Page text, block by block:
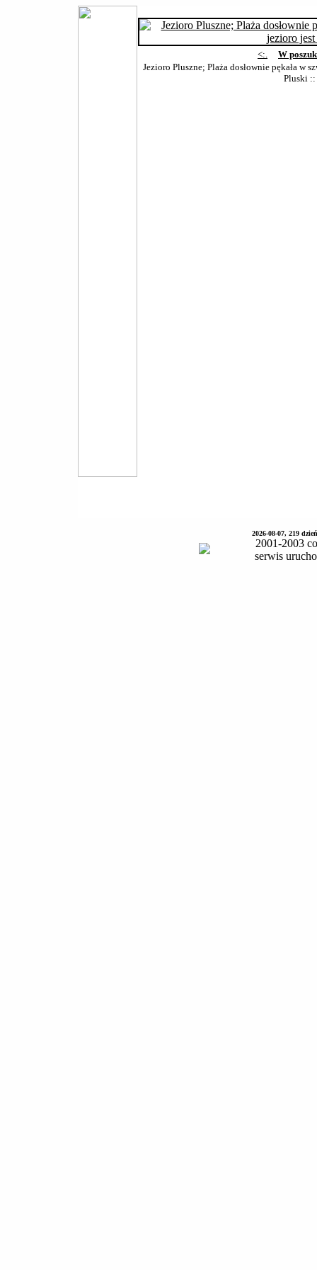
<:.
W
Jezioro Pluszne; Plaża dosłownie pękała w
Pluski::
2026-08-07, 219
2001-2003
serwis